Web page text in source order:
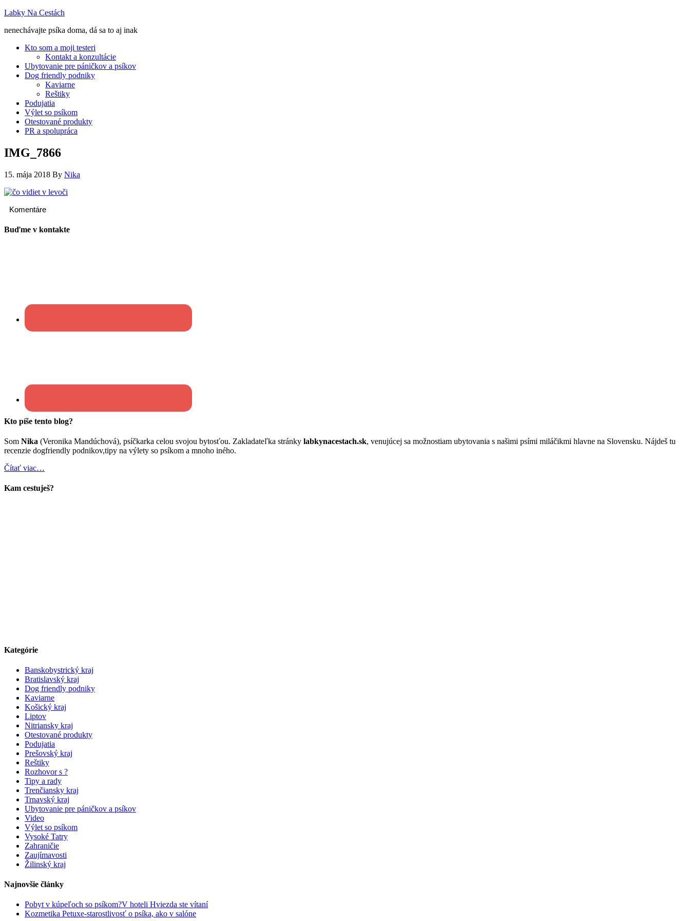
Labky Na Cestách
nenechávajte psíka doma, dá sa to aj inak
Kto som a moji testeri
Kontakt a konzultácie
Ubytovanie pre páničkov a psíkov
Dog friendly podniky
Kaviarne
Reštiky
Podujatia
Výlet so psíkom
Otestované produkty
PR a spolupráca
IMG_7866
15. mája 2018 By Nika
Komentáre
Buďme v kontakte
Kto píše tento blog?
Som Nika (Veronika Mandúchová), psíčkarka celou svojou bytosťou. Zakladateľka stránky labkynacestach.sk, venujúcej sa možnostiam ubytovania s našimi psími miláčikmi hlavne na Slovensku. Nájdeš tu
recenzie dogfriendly podnikov,tipy na výlety so psíkom a mnoho iného.
Čítať viac…
Kam cestuješ?
Kategórie
Banskobystrický kraj
Bratislavský kraj
Dog friendly podniky
Kaviarne
Košický kraj
Liptov
Nitriansky kraj
Otestované produkty
Podujatia
Prešovský kraj
Reštiky
Rozhovor s ?
Tipy a rady
Trenčiansky kraj
Trnavský kraj
Ubytovanie pre páničkov a psíkov
Video
Výlet so psíkom
Vysoké Tatry
Zahraničie
Zaujímavosti
Žilinský kraj
Najnovšie články
Pobyt v kúpeľoch so psíkom?V hoteli Hviezda ste vítaní
Kozmetika Petuxe-starostlivosť o psíka, ako v salóne